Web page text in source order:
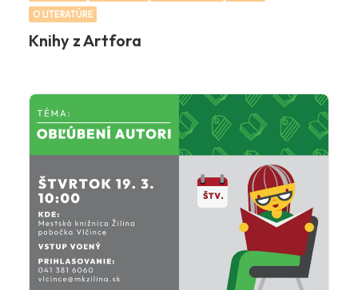
O LITERATÚRE
Knihy z Artfora